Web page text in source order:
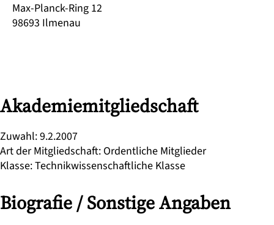
Akademiemitgliedschaft
Zuwahl:9.2.2007
Art der Mitgliedschaft: Ordentliche Mitglieder
Klasse:Technikwissenschaftliche Klasse
Biografie / Sonstige Angaben
Max-Planck-Ring 12
98693 Ilmenau